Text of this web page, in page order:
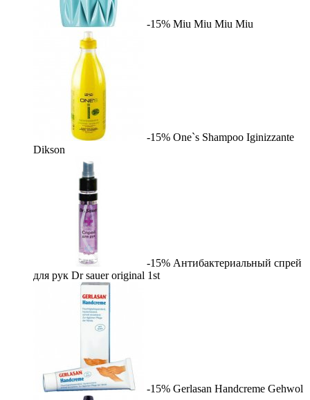
-15% Miu Miu Miu Miu
-15% One`s Shampoo Iginizzante
Dikson
-15% Антибактериальный спрей
для рук Dr sauer original 1st
-15% Gerlasan Handcreme Gehwol